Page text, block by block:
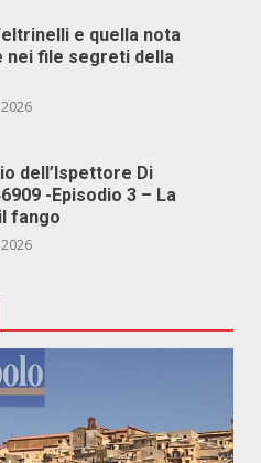
e quella nota
nei file segreti della
dell’Ispettore Di
-Episodio 3 – La
fango